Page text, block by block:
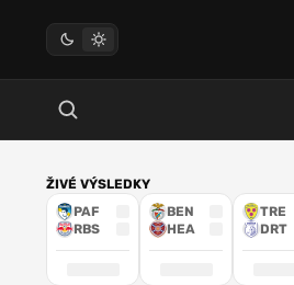
ŽIVÉ VÝSLEDKY
PAF
RBS
BEN
HEA
TRE
DRT